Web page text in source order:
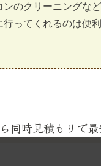
のクリーニングな
ってくれるのは便
同時見積もりで